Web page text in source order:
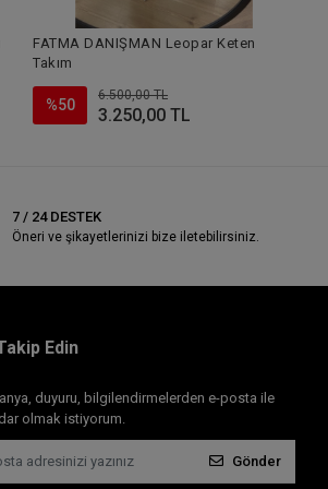
FATMA DANIŞMAN Leopar Keten
Takım
%50
6.500,00 TL
3.250,00 TL
7 / 24 DESTEK
Öneri ve şikayetlerinizi bize iletebilirsiniz.
Edin
duyuru, bilgilendirmelerden e-posta ile
olmak istiyorum.
Gönder